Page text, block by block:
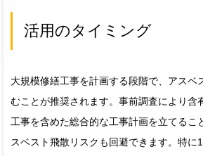
活用のタイミング
大規模修繕工事を計画する段階で、アスベ
むことが推奨されます。事前調査により含
工事を含めた総合的な工事計画を立てるこ
スベスト飛散リスクも回避できます。特に